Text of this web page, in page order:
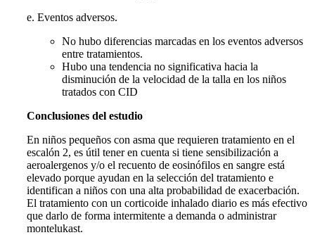
e. Eventos adversos.
No hubo diferencias marcadas en los eventos adversos
entre tratamientos.
Hubo una tendencia no significativa hacia la
disminución de la velocidad de la talla en los niños
tratados con CID
Conclusiones del estudio
En niños pequeños con asma que requieren tratamiento en el
escalón 2, es útil tener en cuenta si tiene sensibilización a
aeroalergenos y/o el recuento de eosinófilos en sangre está
elevado porque ayudan en la selección del tratamiento e
identifican a niños con una alta probabilidad de exacerbación.
El tratamiento con un corticoide inhalado diario es más efectivo
que darlo de forma intermitente a demanda o administrar
montelukast.